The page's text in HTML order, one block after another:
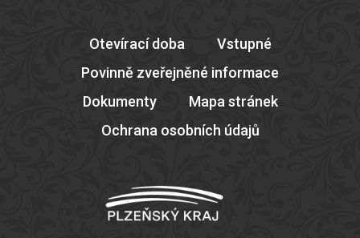
Otevírací doba
Vstupné
Povinně zveřejněné informace
Dokumenty
Mapa stránek
Ochrana osobních údajů